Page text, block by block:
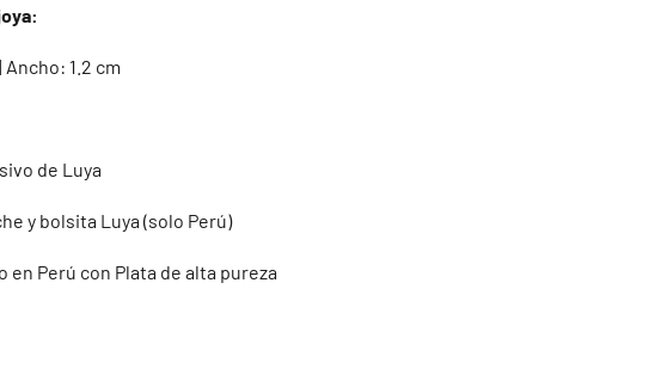
Ancho: 1.2 cm
de Luya
y bolsita Luya (solo Perú)
en Perú con Plata de alta pureza